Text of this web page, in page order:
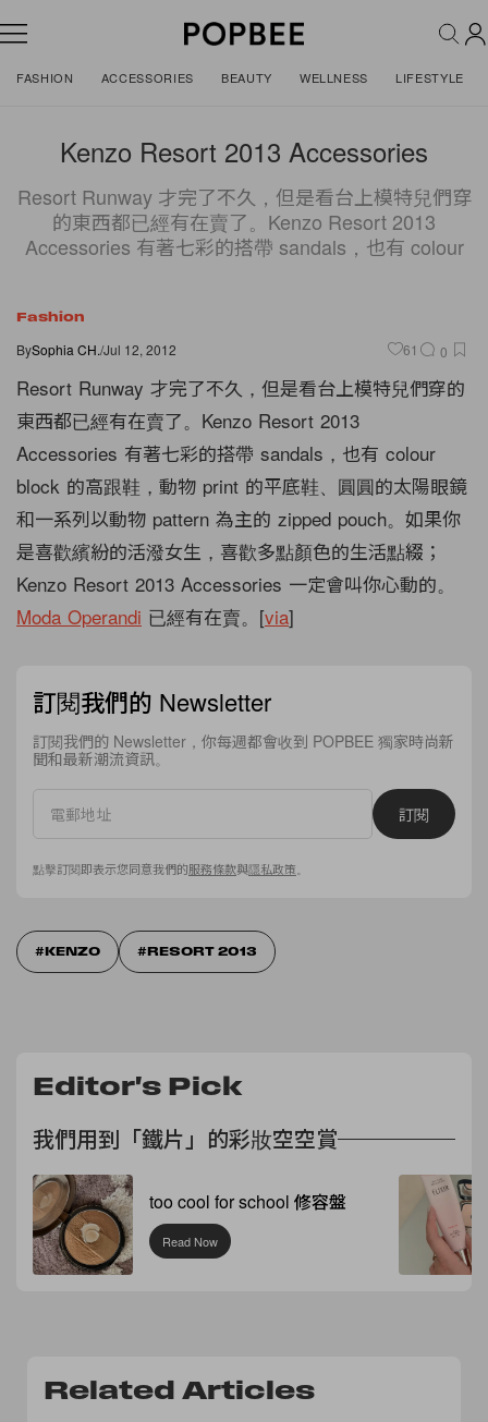
FASHION ACCESSORIES BEAUTY WELLNESS LIFESTYLE
Kenzo Resort 2013 Accessories
Resort Runway 才完了不久，但是看台上模特兒們穿
的東西都已經有在賣了。Kenzo Resort 2013
Accessories 有著七彩的搭帶 sandals，也有 colour
Fashion
BySophia CH./Jul 12, 2012 61 0
Resort Runway 才完了不久，但是看台上模特兒們穿的
東西都已經有在賣了。Kenzo Resort 2013
Accessories 有著七彩的搭帶 sandals，也有 colour
block 的高跟鞋，動物 print 的平底鞋、圓圓的太陽眼鏡
和一系列以動物 pattern 為主的 zipped pouch。如果你
是喜歡繽紛的活潑女生，喜歡多點顏色的生活點綴；
Kenzo Resort 2013 Accessories 一定會叫你心動的。
Moda Operandi 已經有在賣。[via]
訂閱我們的 Newsletter
訂閱我們的 Newsletter，你每週都會收到 POPBEE 獨家時尚新
聞和最新潮流資訊。
訂閱
點擊訂閱即表示您同意我們的服務條款與隱私政策
KENZO RESORT 2013
Editor's Pick
我們用到「鐵片」的彩妝空空賞
too cool for school 修容盤
Read Now
Related Articles